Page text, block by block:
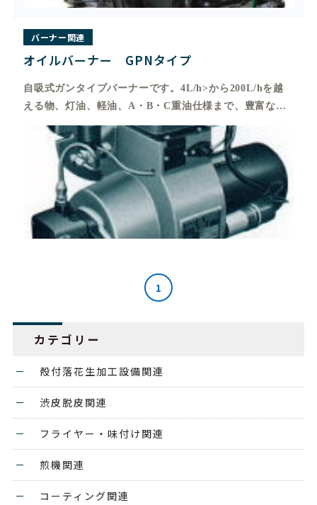
バーナー関連
オイルバーナー GPNタイプ
自吸式ガンタイプバーナーです。4L/h>から200L/hを越
える物、灯油、軽油、A・B・C重油仕様まで、豊富な機
種を御用意しております。
自吸式ガンタイプバーナーです。 4L/hから200L/hを越え
る物、灯油、軽油、A・B・C重油仕様まで、豊富な機種
を 御用意しております。 制御方式は、最も簡単なON－
OFF制御から三位置制御が可能なHi-Lo制御も準備してお
り、電源は100V－200Vはもとより、海外用として
1
カテゴリー
殻付落花生加工設備関連
渋皮脱皮関連
フライヤー・味付け関連
煎機関連
コーティング関連